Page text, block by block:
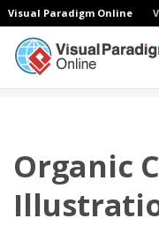
Visual Paradigm Online
Organic